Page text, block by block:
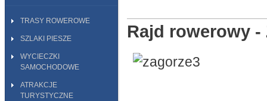
TRASY ROWEROWE
SZLAKI PIESZE
WYCIECZKI
SAMOCHODOWE
ATRAKCJE
TURYSTYCZNE
Rajd rowerowy -